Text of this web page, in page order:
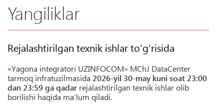
Yangiliklar
Rejalashtirilgan texnik ishlar to‘g‘risida
«Yagona integratori UZINFOCOM» MChJ DataCenter
tarmoq infratuzilmasida 2026-yil 30-may kuni soat 23:00
dan 23:59 ga qadar rejalashtirilgan texnik ishlar olib
borilishi haqida ma’lum qiladi.